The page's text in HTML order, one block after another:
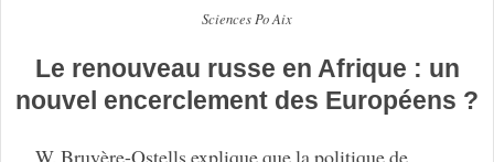
Sciences Po Aix
Le renouveau russe en Afrique : un
nouvel encerclement des Européens ?
W. Bruyère-Ostells explique que la politique de